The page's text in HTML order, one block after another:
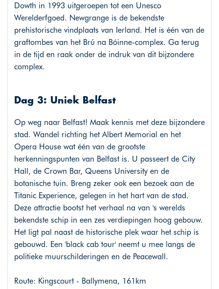
Dowth in 1993 uitgeroepen tot een Unesco
Werelderfgoed. Newgrange is de bekendste
prehistorische vindplaats van Ierland. Het is één van de
graftombes van het Brú na Bóinne-complex. Ga terug
in de tijd en raak onder de indruk van dit bijzondere
complex.
Dag 3: Uniek Belfast
Op weg naar Belfast! Maak kennis met deze bijzondere
stad. Wandel richting het Albert Memorial en het
Opera House wat één van de grootste
herkenningspunten van Belfast is. U passeert de City
Hall, de Crown Bar, Queens University en de
botanische tuin. Breng zeker ook een bezoek aan de
Titanic Experience, gelegen in het hart van de stad.
Deze attractie bootst het verhaal na van 's werelds
bekendste schip in een zes verdiepingen hoog gebouw.
Het ligt pal naast de historische plek waar het schip is
gebouwd. Een 'black cab tour' neemt u mee langs de
politieke muurschilderingen en de Peacewall.
Route: Kingscourt - Ballymena, 161km